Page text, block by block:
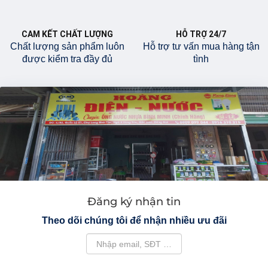
CAM KẾT CHẤT LƯỢNG
Chất lượng sản phẩm luôn
được kiểm tra đầy đủ
HỖ TRỢ 24/7
Hỗ trợ tư vấn mua hàng tận
tình
Đăng ký nhận tin
Theo dõi chúng tôi để nhận nhiều ưu đãi